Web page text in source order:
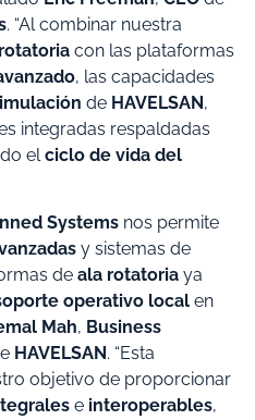
. “Al combinar nuestra
con las plataformas
, las capacidades
de HAVELSAN,
integradas respaldadas
elciclo de vida del
Systems nos permite
y sistemas de
de ala rotatoria ya
operativo local en
Mah, Business
HAVELSAN . “Esta
objetivo de proporcionar
e interoperables,